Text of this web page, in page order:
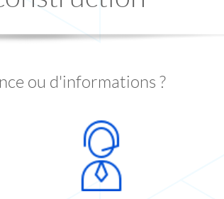
ou d'informations ?